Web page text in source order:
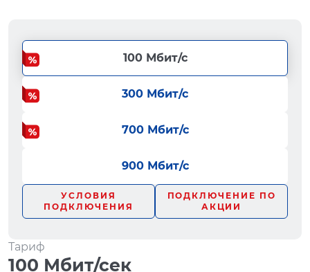
100 Мбит/с
300 Мбит/с
700 Мбит/с
900 Мбит/с
УСЛОВИЯ
ПОДКЛЮЧЕНИЯ
ПОДКЛЮЧЕНИЕ ПО
АКЦИИ
Тариф
100 Мбит/сек